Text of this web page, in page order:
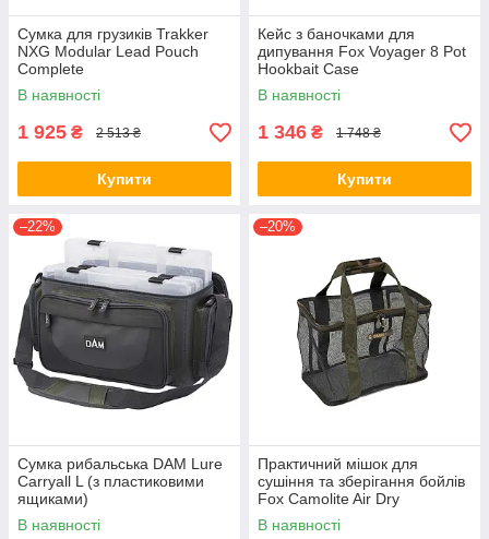
Сумка для грузиків Trakker
NXG Modular Lead Pouch
Complete
В наявності
1 925 ₴ 2 513 ₴
Купити
Кейс з баночками для
дипування Fox Voyager 8 Pot
Hookbait Case
В наявності
1 346 ₴ 1 748 ₴
Купити
–22%
Сумка рибальська DAM Lure
Carryall L (з пластиковими
ящиками)
В наявності
–20%
Практичний мішок для
сушіння та зберігання бойлів
Fox Camolite Air Dry
В наявності